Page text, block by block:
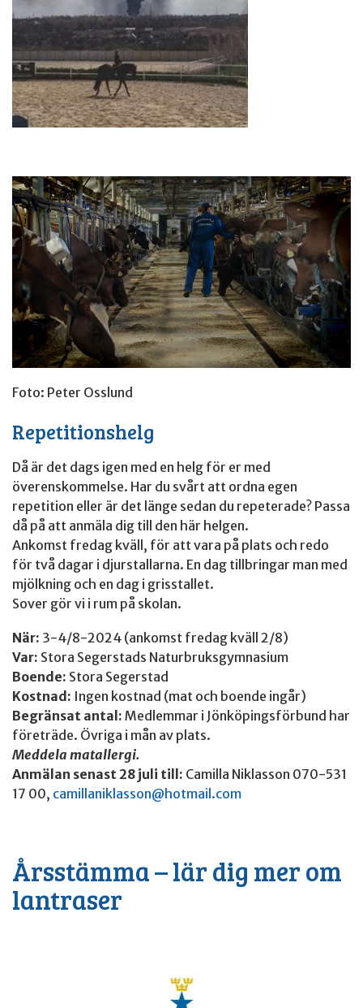
Foto: Peter Osslund
Repetitionshelg
Då är det dags igen med en helg för er med
överenskommelse. Har du svårt att ordna egen
repetition eller är det länge sedan du repeterade? Passa
då på att anmäla dig till den här helgen.
Ankomst fredag kväll, för att vara på plats och redo
för två dagar i djurstallarna. En dag tillbringar man med
mjölkning och en dag i grisstallet.
Sover gör vi i rum på skolan.
När: 3-4/8-2024 (ankomst fredag kväll 2/8)
Var: Stora Segerstads Naturbruksgymnasium
Boende: Stora Segerstad
Kostnad: Ingen kostnad (mat och boende ingår)
Begränsat antal: Medlemmar i Jönköpingsförbund har
företräde. Övriga i mån av plats.
Meddela matallergi.
Anmälan senast 28 juli till: Camilla Niklasson 070-531
17 00, camillaniklasson@hotmail.com
Årsstämma – lär dig mer om
lantraser